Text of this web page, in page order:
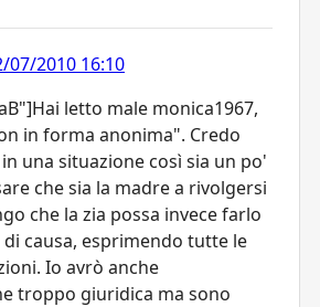
07/2010 16:10
letto male monica1967,
in forma anonima". Credo
una situazione così sia un po'
che sia la madre a rivolgersi
che la zia possa invece farlo
causa, esprimendo tutte le
Io avrò anche
troppo giuridica ma sono